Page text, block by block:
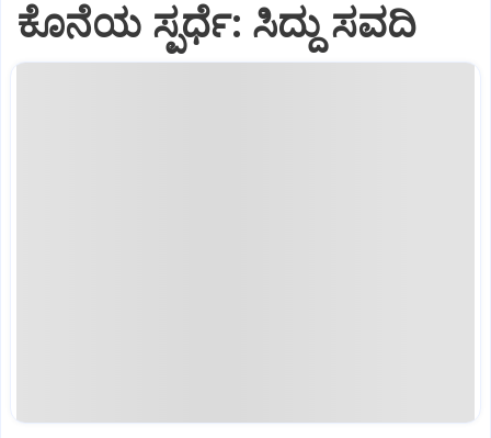
ಕೊನೆಯ ಸ್ಪರ್ಧೆ: ಸಿದ್ದು ಸವದಿ